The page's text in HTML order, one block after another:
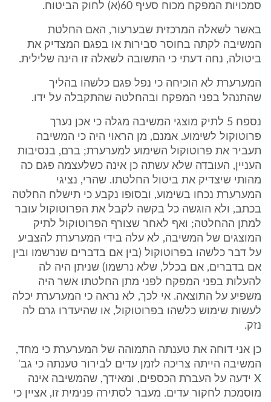
סמכויות המפקח מכוח סעיף 60(א) לחוק הביטוח.
באשר לשאלה המרכזית שבערעור, האם החלטת
המשיבה לקתה בחוסר סבירות או בפגם המצדיק את
ביטולה, נחה דעתי כי התשובה לשאלה זו הינה שלילית.
המערערת לא הוכיחה כי נפל פגם כלשהו בהליך
שהתנהל בפני המפקח ובהחלטה שהתקבלה על ידו.
נספח 5 לתיק מוצגי המשיבה מגלה כי אכן נערך
פרוטוקול לשימוע. אמנם, מן הראוי היה כי המשיבה
תעביר את פרוטוקול השימוע למערערת; ברם, בנסיבות
העניין, העובדה שלא עשתה כן אינה כשלעצמה פגם כה
מהותי שיצדיק את ביטול החלטתו. שהרי, נציגי
המערערת נכחו בשימוע, ובסופו נקבע כי תישלח החלטה
בכתב, ולא הוגשה כל בקשה לקבל את הפרוטוקול עובר
למתן ההחלטה; ואף לאחר שצורף הפרוטוקול לתיק
המוצגים של המשיבה, לא עלה בידי המערערת להצביע
על דבר כלשהו בפרוטוקול (בין אם בדברים שנרשמו ובין
אם בדברים, אם בכלל, שלא נרשמו) שניתן היה לה
להעלות בפני המפקח לפני מתן החלטתו אשר היה
משפיע על התוצאה. אי לכך, לא נראה כי המערערת יכלה
לעשות שימוש כלשהו בפרוטוקול, או שהיעדרו גרם לה
נזק.
כן אני דוחה את טענתה התמוהה של המערערת כי מחד,
המשיבה הייתה צריכה לזמן עדים לבירור טענתה כי גב'
X ידעה על העברת הכספים, ומאידך, שהמשיבה אינה
מוסמכת לחקור עדים. מעבר לסתירה פנימית זו, אציין כי